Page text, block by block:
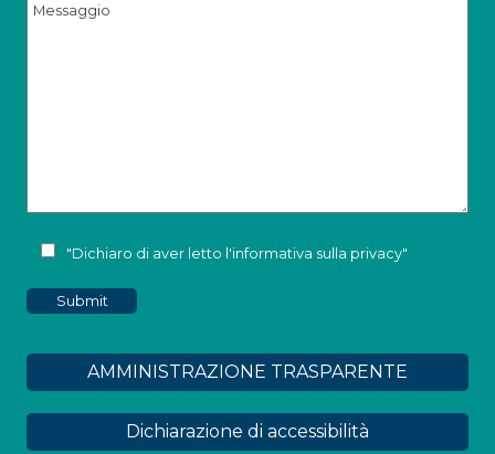
"Dichiaro di aver letto l'informativa sulla privacy"
AMMINISTRAZIONE TRASPARENTE
Dichiarazione di accessibilità